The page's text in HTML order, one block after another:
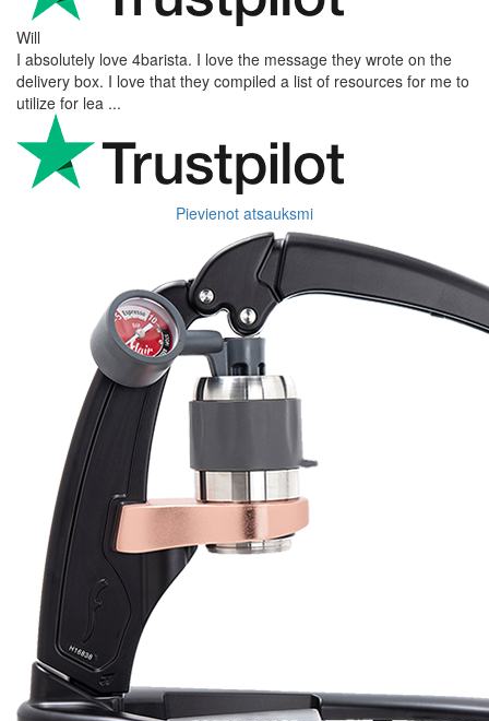
Will
I absolutely love 4barista. I love the message they wrote on the
delivery box. I love that they compiled a list of resources for me to
utilize for lea ...
Pievienot atsauksmi